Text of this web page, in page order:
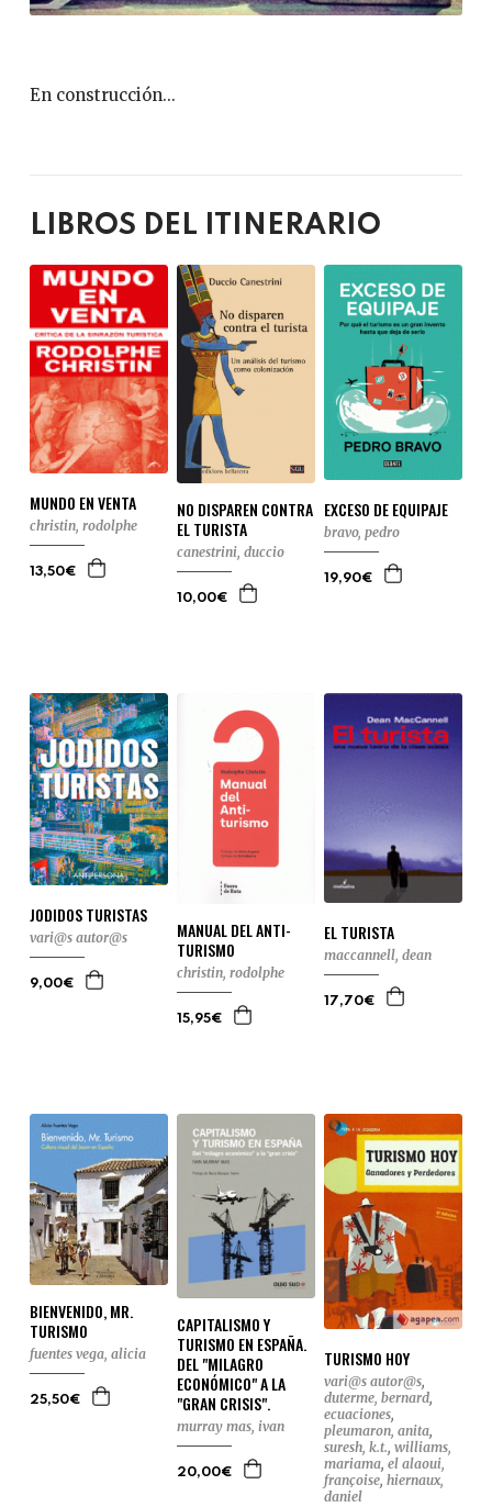
En construcción...
LIBROS DEL ITINERARIO
MUNDO EN VENTA
christin, rodolphe
13,50€
NO DISPAREN CONTRA
EL TURISTA
canestrini, duccio
10,00€
EXCESO DE EQUIPAJE
bravo, pedro
19,90€
JODIDOS TURISTAS
vari@s autor@s
9,00€
MANUAL DEL ANTI-
TURISMO
christin, rodolphe
15,95€
EL TURISTA
maccannell, dean
17,70€
BIENVENIDO, MR.
TURISMO
fuentes vega, alicia
25,50€
CAPITALISMO Y
TURISMO EN ESPAÑA.
DEL "MILAGRO
ECONÓMICO" A LA
"GRAN CRISIS".
murray mas, ivan
20,00€
TURISMO HOY
vari@s autor@s,
duterme, bernard,
ecuaciones,
pleumaron, anita,
suresh, k.t., williams,
mariama, el alaoui,
françoise, hiernaux,
daniel